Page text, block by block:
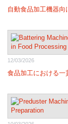
自動食品加工機器向
12/03/2026
食品加工における一